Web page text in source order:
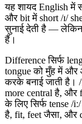
यह शायद English में
और bit में short /ɪ/
सुनाई देती है —
हैं।
Difference सिर्फ
tongue को मुँह में
करके बनाई जाती है।
more central है, और
के लिए सिर्फ tense /
है, fit, feet जैसा, और